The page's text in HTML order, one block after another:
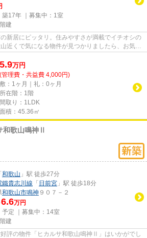
17年 ｜募集中： 1室
建
新居にピッタリ。住みやすさが満載でイチオシの
近くで気になる物件が見つかりましたら、お気軽
5.9万円
(管理費・共益費 4,000円)
敷：1ヶ月｜礼：0ヶ月
所在階：1階
間取り：1LDK
面積：45.36㎡
和歌山鳴神Ⅱ
和歌山 」駅 徒歩27分
鐵貴志川線 「 日前宮 」駅 徒歩18分
和歌山市鳴神 ９０７－２
6.6万円
定 ｜募集中： 14室
建
評の物件「ヒカルサ和歌山鳴神Ⅱ」はいかがでし